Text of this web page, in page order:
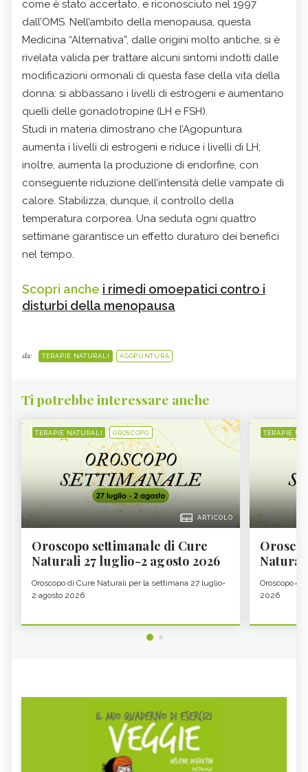
come è stato accertato, e riconosciuto nel 1997
dall’OMS. Nell’ambito della menopausa, questa
Medicina “Alternativa”, dalle origini molto antiche, si è
rivelata valida per trattare alcuni sintomi indotti dalle
modificazioni ormonali di questa fase della vita della
donna: si abbassano i livelli di estrogeni e aumentano
quelli delle gonadotropine (LH e FSH).
Studi in materia dimostrano che l’Agopuntura
aumenta i livelli di estrogeni e riduce i livelli di LH;
inoltre, aumenta la produzione di endorfine, con
conseguente riduzione dell’intensità delle vampate di
calore. Stabilizza, dunque, il controllo della
temperatura corporea. Una seduta ogni quattro
settimane garantisce un effetto duraturo dei benefici
nel tempo.
Scopri anche i rimedi omoepatici contro i
disturbi della menopausa
da: TERAPIE NATURALI AGOPUNTURA
Ti potrebbe interessare anche
TERAPIE NATURALI OROSCOPO
ARTICOLO
Oroscopo settimanale di Cure
Naturali 27 luglio-2 agosto 2026
Oroscopo di Cure Naturali per la settimana 27 luglio-
2 agosto 2026
TERAPIE
Oroscopo di
2026